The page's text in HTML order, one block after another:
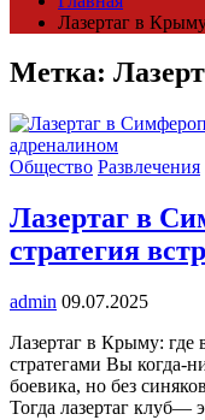
Лазертаг в
Метка:
Общество Развлечения
Лазертаг в
стратегия
admin 09.07.2025
Лазертаг в Крыму: где
стратегами Вы когда-
боевика, но без
Тогда лазертаг